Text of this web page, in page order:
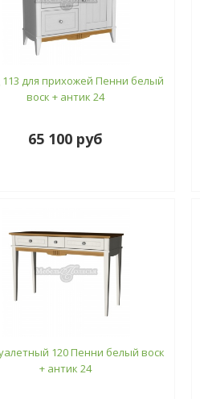
для прихожей Пенни белый
воск + антик 24
65 100 руб
120 Пенни белый воск
+ антик 24